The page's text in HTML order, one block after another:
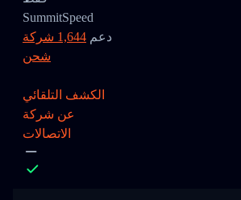
SummitSpeed
دعم
1,644 شركة
شحن
الكشف التلقائي
عن شركة
الاتصالات